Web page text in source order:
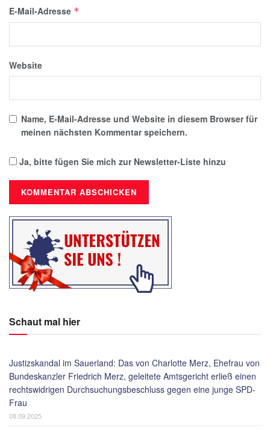
E-Mail-Adresse *
Website
Name, E-Mail-Adresse und Website in diesem Browser für
meinen nächsten Kommentar speichern.
Ja, bitte fügen Sie mich zur Newsletter-Liste hinzu
Schaut mal hier
Justizskandal im Sauerland: Das von Charlotte Merz, Ehefrau von
Bundeskanzler Friedrich Merz, geleitete Amtsgericht erließ einen
rechtswidrigen Durchsuchungsbeschluss gegen eine junge SPD-
Frau
08.09.2025